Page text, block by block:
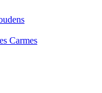
Carmes